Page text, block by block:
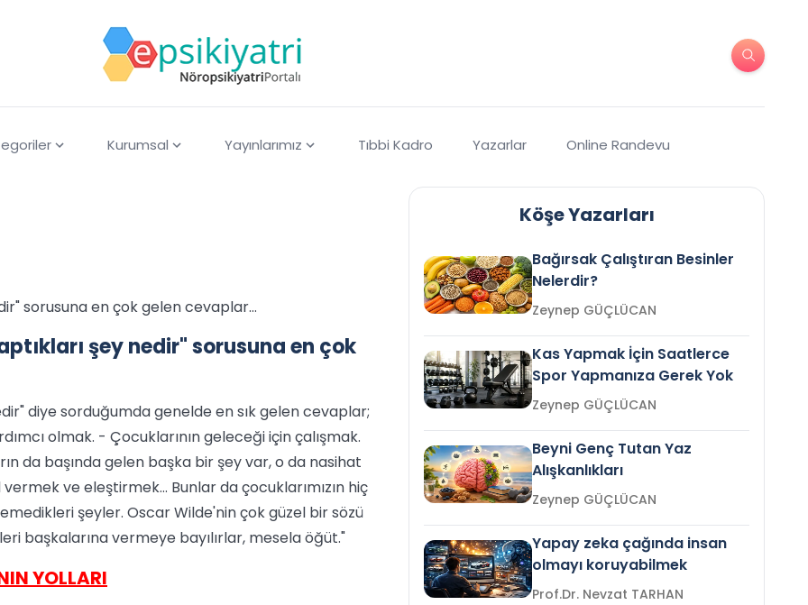
Kurumsal Yayınlarımız Tıbbi Kadro Yazarlar Online Randevu
sorusuna en çok gelen cevaplar…
şey nedir" sorusuna en çok
diye sorduğumda genelde en sık gelen cevaplar;
olmak. - Çocuklarının geleceği için çalışmak.
da başında gelen başka bir şey var, o da nasihat
ve eleştirmek... Bunlar da çocuklarımızın hiç
şeyler. Oscar Wilde'nin çok güzel bir sözü
başkalarına vermeye bayılırlar, mesela öğüt."
YOLLARI
Köşe Yazarları
Bağırsak Çalıştıran Besinler
Nelerdir?
Zeynep GÜÇLÜCAN
Kas Yapmak İçin Saatlerce
Spor Yapmanıza Gerek Yok
Zeynep GÜÇLÜCAN
Beyni Genç Tutan Yaz
Alışkanlıkları
Zeynep GÜÇLÜCAN
Yapay zeka çağında insan
olmayı koruyabilmek
Prof.Dr. Nevzat TARHAN